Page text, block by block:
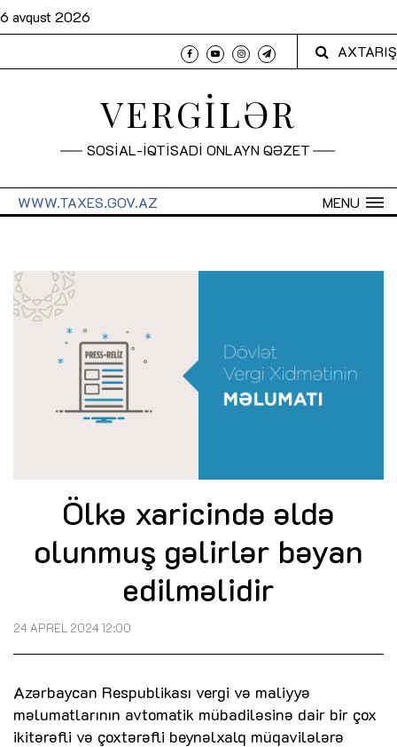
6 avqust 2026
AXTARIŞ
VERGİLƏR
SOSİAL-İQTİSADİ ONLAYN QƏZET
MENU
WWW.TAXES.GOV.AZ
Ölkə xaricində əldə
olunmuş gəlirlər bəyan
edilməlidir
24 APREL 2024 12:00
Azərbaycan Respublikası vergi və maliyyə
məlumatlarının avtomatik mübadiləsinə dair bir çox
ikitərəfli və çoxtərəfli beynəlxalq müqavilələrə